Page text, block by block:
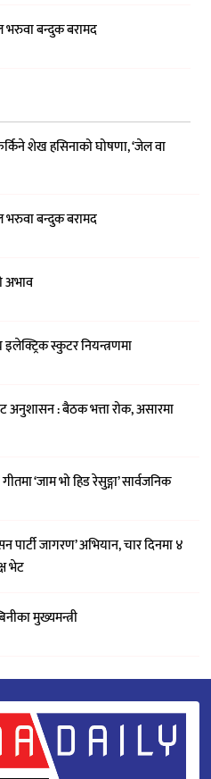
भरुवा बन्दुक बरामद
शेख हसिनाको घोषणा, ‘जेल वा
भरुवा बन्दुक बरामद
अभाव
इलेक्ट्रिक स्कुटर नियन्त्रणमा
अनुशासन : बैठक भत्ता रोक, असारमा
‘जाम भो हिड रेसुङ्गा’ सार्वजनिक
पार्टी जागरण’ अभियान, चार दिनमा ४
भेट
मुख्यमन्त्री